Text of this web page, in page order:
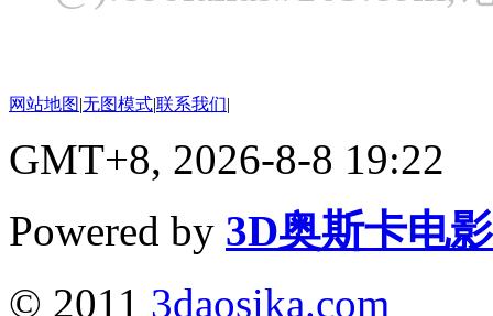
网站地图|无图模式|联系我们|
GMT+8, 2026-8-8 19:22
Powered by 3D奥斯卡电
© 2011 3daosika.com